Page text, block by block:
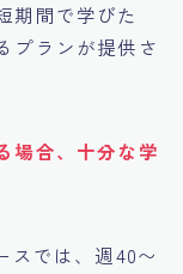
期間で学びた
プランが提供さ
場合、十分な学
スでは、週40〜